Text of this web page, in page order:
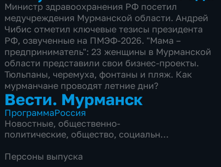
Министр здравоохранения РФ посетил
медучреждения Мурманской области. Андрей
Чибис отметил ключевые тезисы президента
РФ, озвученные на ПМЭФ-2026. "Мама –
предприниматель": 23 женщины в Мурманской
области представили свои бизнес-проекты.
Тюльпаны, черемуха, фонтаны и пляж. Как
мурманчане проводят летние дни?
Вести. Мурманск
ПрограммаРоссия
Новостные, общественно-
политические, общество, социально-
5 сезонов, 1070 выпусков
Персоны выпуска